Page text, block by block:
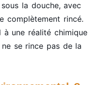
la douche, avec
complètement rincé.
une réalité chimique
se rince pas de la